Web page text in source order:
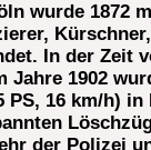
wurde 1872
In der Zeit
Jahre 1902
PS, 16 km/h)
der Polizei